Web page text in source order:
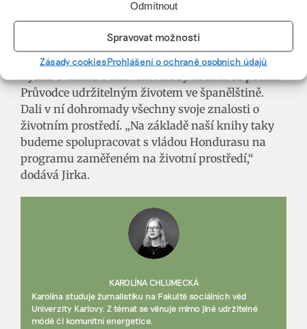
Odmítnout
Spravovat možnosti
Zásady cookiesProhlášení o ochraně osobních údajů
filosofii. Hrníčků je na světě už dost,“ vysvětluje
Namísto klasických propagačních předmětů
vydali e-knihu s názvem Každý kousek se počítá:
Průvodce udržitelným životem ve španělštině.
Dali v ní dohromady všechny svoje znalosti o
životním prostředí. „Na základě naší knihy taky
budeme spolupracovat s vládou Hondurasu na
programu zaměřeném na životní prostředí,“
dodává Jirka.
KAROLÍNA CHLUMECKÁ
Karolína studuje žurnalistiku na Fakultě sociálních věd
Univerzity Karlovy. Z témat se věnuje mimo jiné udržitelné
módě či komunitní energetice.